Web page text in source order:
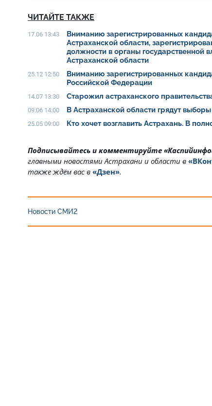
ЧИТАЙТЕ ТАКЖЕ
17.06 13:43
Вниманию зарегистрированных
Астраханской области,
должности в органы государственной
Астраханской области
25.12 12:50
Вниманию зарегистрированных
Российской Федерации
14.07 13:30 Старожил астраханского
09.06 14:00 В Астраханской области грядут выборы
25.05 09:00 Кто хочет возглавить Астрахань. В
Подписывайтесь и комментируйте
главными новостями Астрахани и области в
также ждём вас в «Дзен».
Новости СМИ2